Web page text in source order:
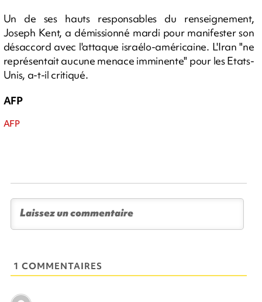
Un de ses hauts responsables du renseignement,
Joseph Kent, a démissionné mardi pour manifester son
désaccord avec l'attaque israélo-américaine. L'Iran "ne
représentait aucune menace imminente" pour les Etats-
Unis, a-t-il critiqué.
AFP
AFP
1 COMMENTAIRES